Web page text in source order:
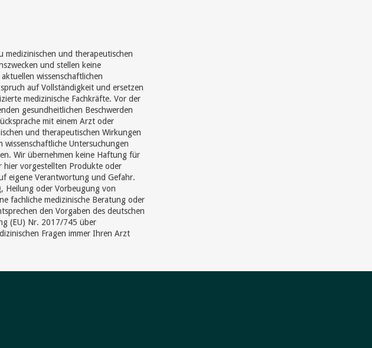
medizinischen und therapeutischen
und stellen keine
wissenschaftlichen
auf Vollständigkeit und ersetzen
medizinische Fachkräfte. Vor der
gesundheitlichen Beschwerden
mit einem Arzt oder
und therapeutischen Wirkungen
Untersuchungen
Wir übernehmen keine Haftung für
hier vorgestellten Produkte oder
eigene Verantwortung und Gefahr.
Heilung oder Vorbeugung von
fachliche medizinische Beratung oder
den Vorgaben des deutschen
(EU) Nr. 2017/745 über
Fragen immer Ihren Arzt